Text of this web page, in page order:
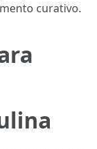
curativo.